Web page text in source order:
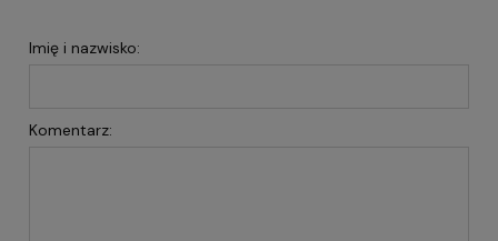
Imię i nazwisko:
Komentarz: